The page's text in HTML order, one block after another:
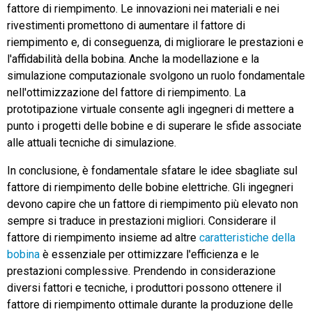
fattore di riempimento. Le innovazioni nei materiali e nei
rivestimenti promettono di aumentare il fattore di
riempimento e, di conseguenza, di migliorare le prestazioni e
l'affidabilità della bobina. Anche la modellazione e la
simulazione computazionale svolgono un ruolo fondamentale
nell'ottimizzazione del fattore di riempimento. La
prototipazione virtuale consente agli ingegneri di mettere a
punto i progetti delle bobine e di superare le sfide associate
alle attuali tecniche di simulazione.
In conclusione, è fondamentale sfatare le idee sbagliate sul
fattore di riempimento delle bobine elettriche. Gli ingegneri
devono capire che un fattore di riempimento più elevato non
sempre si traduce in prestazioni migliori. Considerare il
fattore di riempimento insieme ad altre caratteristiche della
bobina è essenziale per ottimizzare l'efficienza e le
prestazioni complessive. Prendendo in considerazione
diversi fattori e tecniche, i produttori possono ottenere il
fattore di riempimento ottimale durante la produzione delle